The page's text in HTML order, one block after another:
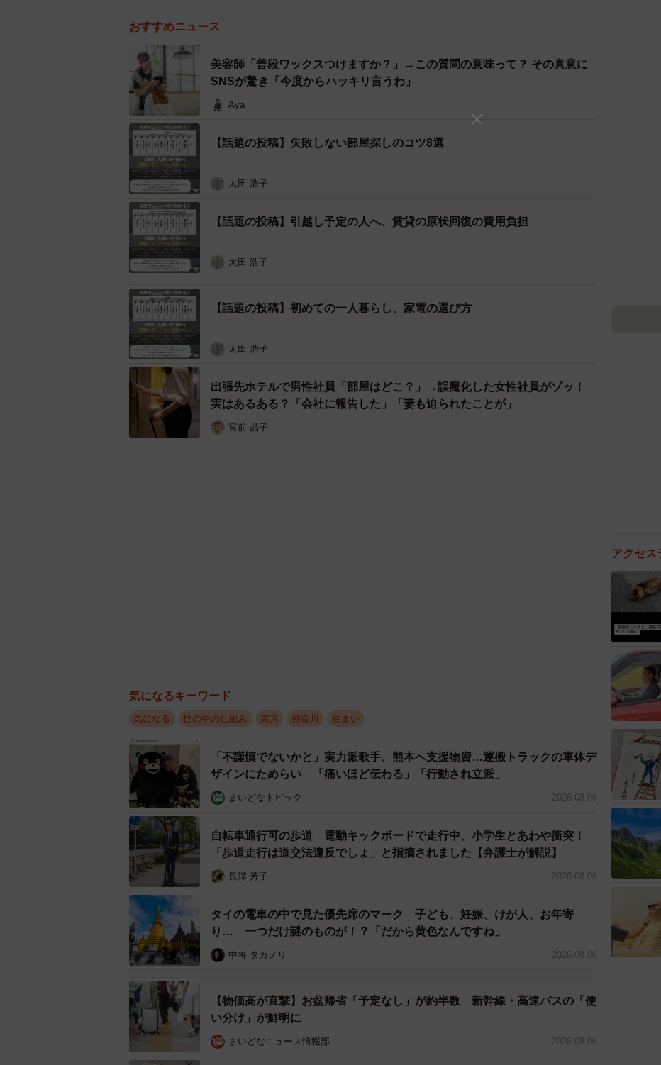
たとえば、【失敗しない部屋探しのコツ】には、
・最初から不動産屋に行くはNG
・物件探すのは入居希望日2ヶ月前〜
・希望条件に優先順位つける
・間取りは家具配置イメージして選ぶ
・デザイナーズは実用面を考える
・安い物件は大島てる見る
・内見前にGooglemap見て無駄足減らす
・迷ったら条件増やすのでなく削る
このように投稿。さらにその理由について、図解や画像を使いつつリプライにわかりやすく
解説しています。
こういった投稿を積極的におこなう理由について「最近ありがたい事にＳＮＳでお部屋探
しのご相談を頂く事が多く、その際に『何から始めれば良いかがわからない』『いつから動
けばいいか』といったご質問を頂く事が多いです。そのため、いつ頃から動けばいいか、予
算はどれくらい準備をしておけばいいか、などを事前にTwitterなどで発信しておけば安心し
て準備していく事ができるのではないかと思い、こういった発信を定期的に行っておりま
す」といちかり君。
気になる「最初から不動産屋に行くのはＮＧ」については、「今はネットで物件が探せる
初めて1人暮らしする予定の人へ。家電の選び方は『洗濯機は5〜
6kg』『冷蔵庫は150〜200ℓ』『電子レンジは20ℓ』『炊飯器は3合炊
上』とか『洗濯機はドラム使いたいから7〜8kg』といった感じでライ
フスタイルに合わせて選ぶと良きです。
— いちかり君🏡お部屋探しの人(東京/神奈川) (@ichikaritokyo)
October 27, 2023
「部屋探しの内容だけではなく、一人暮らしを初めてする人たちがどんな暮らしをしてい
きたいか等をイメージしやすいような投稿をしていく事で、より住んだ後にどんな暮らしを
していきたいか等のイメージを作りやすくできるのではないかと思い、お部屋探しに直接関
係のない内容も定期的に発信しています」と、初めて一人暮らしをする人に向けて家電サイ
ズの目安なども発信。そのため、「珪藻土バスマットは洗濯の手間減るので超オススメ」
と、やけに具体的な生活の小ネタも！ いろいろな情報を見ていると失敗しないようにと緊
これから引っ越しする予定の人へ。賃貸の原状回復の費用負担につい
てPointまとめ
おすすめニュース
美容師「普段ワックスつけますか？」→この質問の意味って？ その真意に
SNSが驚き「今度からハッキリ言うわ」
Aya
【話題の投稿】失敗しない部屋探しのコツ8選
太田 浩子
【話題の投稿】引越し予定の人へ、賃貸の原状回復の費用負担
太田 浩子
【話題の投稿】初めての一人暮らし、家電の選び方
太田 浩子
出張先ホテルで男性社員「部屋はどこ？」→誤魔化した女性社員がゾッ！
実はあるある？「会社に報告した」「妻も迫られたことが」
宮前 晶子
気になるキーワード
気になる 世の中の仕組み 東京 神奈川 住まい
「不謹慎でないかと」実力派歌手、熊本へ支援物資…運搬トラックの車体デ
ザインにためらい 「痛いほど伝わる」「行動され立派」
まいどなトピック 2026.08.06
自転車通行可の歩道 電動キックボードで走行中、小学生とあわや衝突！
「歩道走行は道交法違反でしょ」と指摘されました【弁護士が解説】
長澤 芳子 2026.08.06
タイの電車の中で見た優先席のマーク 子ども、妊娠、けが人、お年寄
り… 一つだけ謎のものが！？「だから黄色なんですね」
中将 タカノリ 2026.08.06
【物価高が直撃】お盆帰省「予定なし」が約半数 新幹線・高速バスの「使
い分け」が鮮明に
まいどなニュース情報部 2026.08.06
アクセス